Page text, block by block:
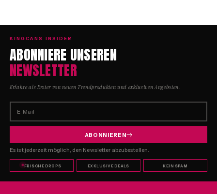
KINGCANS INSIDER
ABONNIERE UNSEREN
NEWSLETTER
Erfahre als Erster von neuen Trendprodukten und exklusiven Angeboten.
E-Mail
ABONNIEREN
Es ist jederzeit möglich, den Newsletter abzubestellen.
FRISCHE DROPS EXKLUSIVE DEALS KEIN SPAM